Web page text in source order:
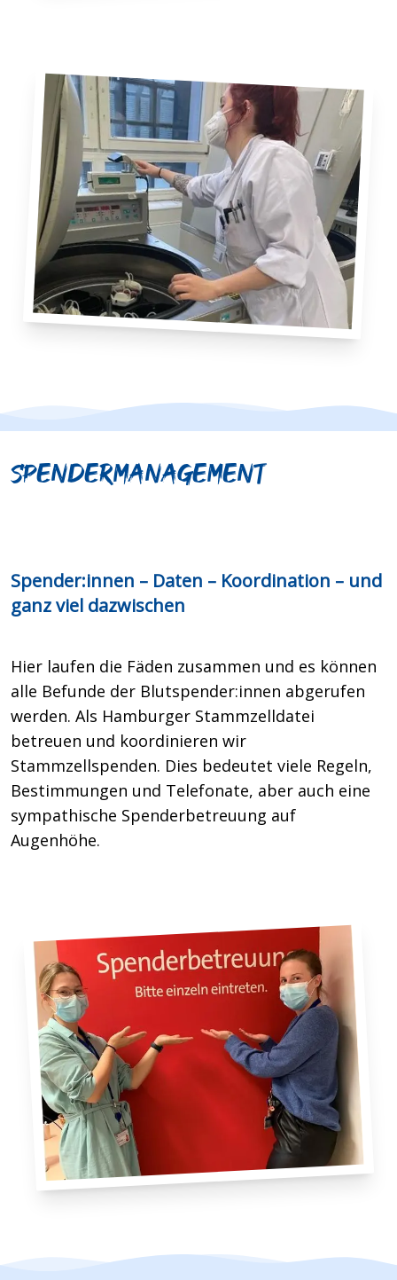
Spendermanagement
Spender:innen – Daten – Koordination – und
ganz viel dazwischen
Hier laufen die Fäden zusammen und es können
alle Befunde der Blutspender:innen abgerufen
werden. Als Hamburger Stammzelldatei
betreuen und koordinieren wir
Stammzellspenden. Dies bedeutet viele Regeln,
Bestimmungen und Telefonate, aber auch eine
sympathische Spenderbetreuung auf
Augenhöhe.